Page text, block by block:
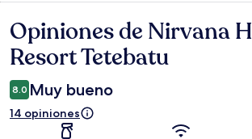
Opiniones
Opiniones de Nirvana
Resort Tetebatu
8.0 Muy bueno
14 opiniones